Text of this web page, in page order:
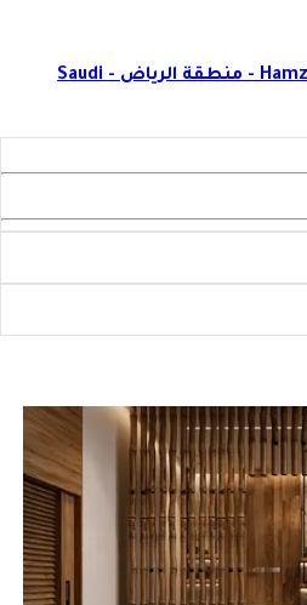
Hamza Bin Abdulmuttallib - 14721 - منطقة الرياض - Saudi